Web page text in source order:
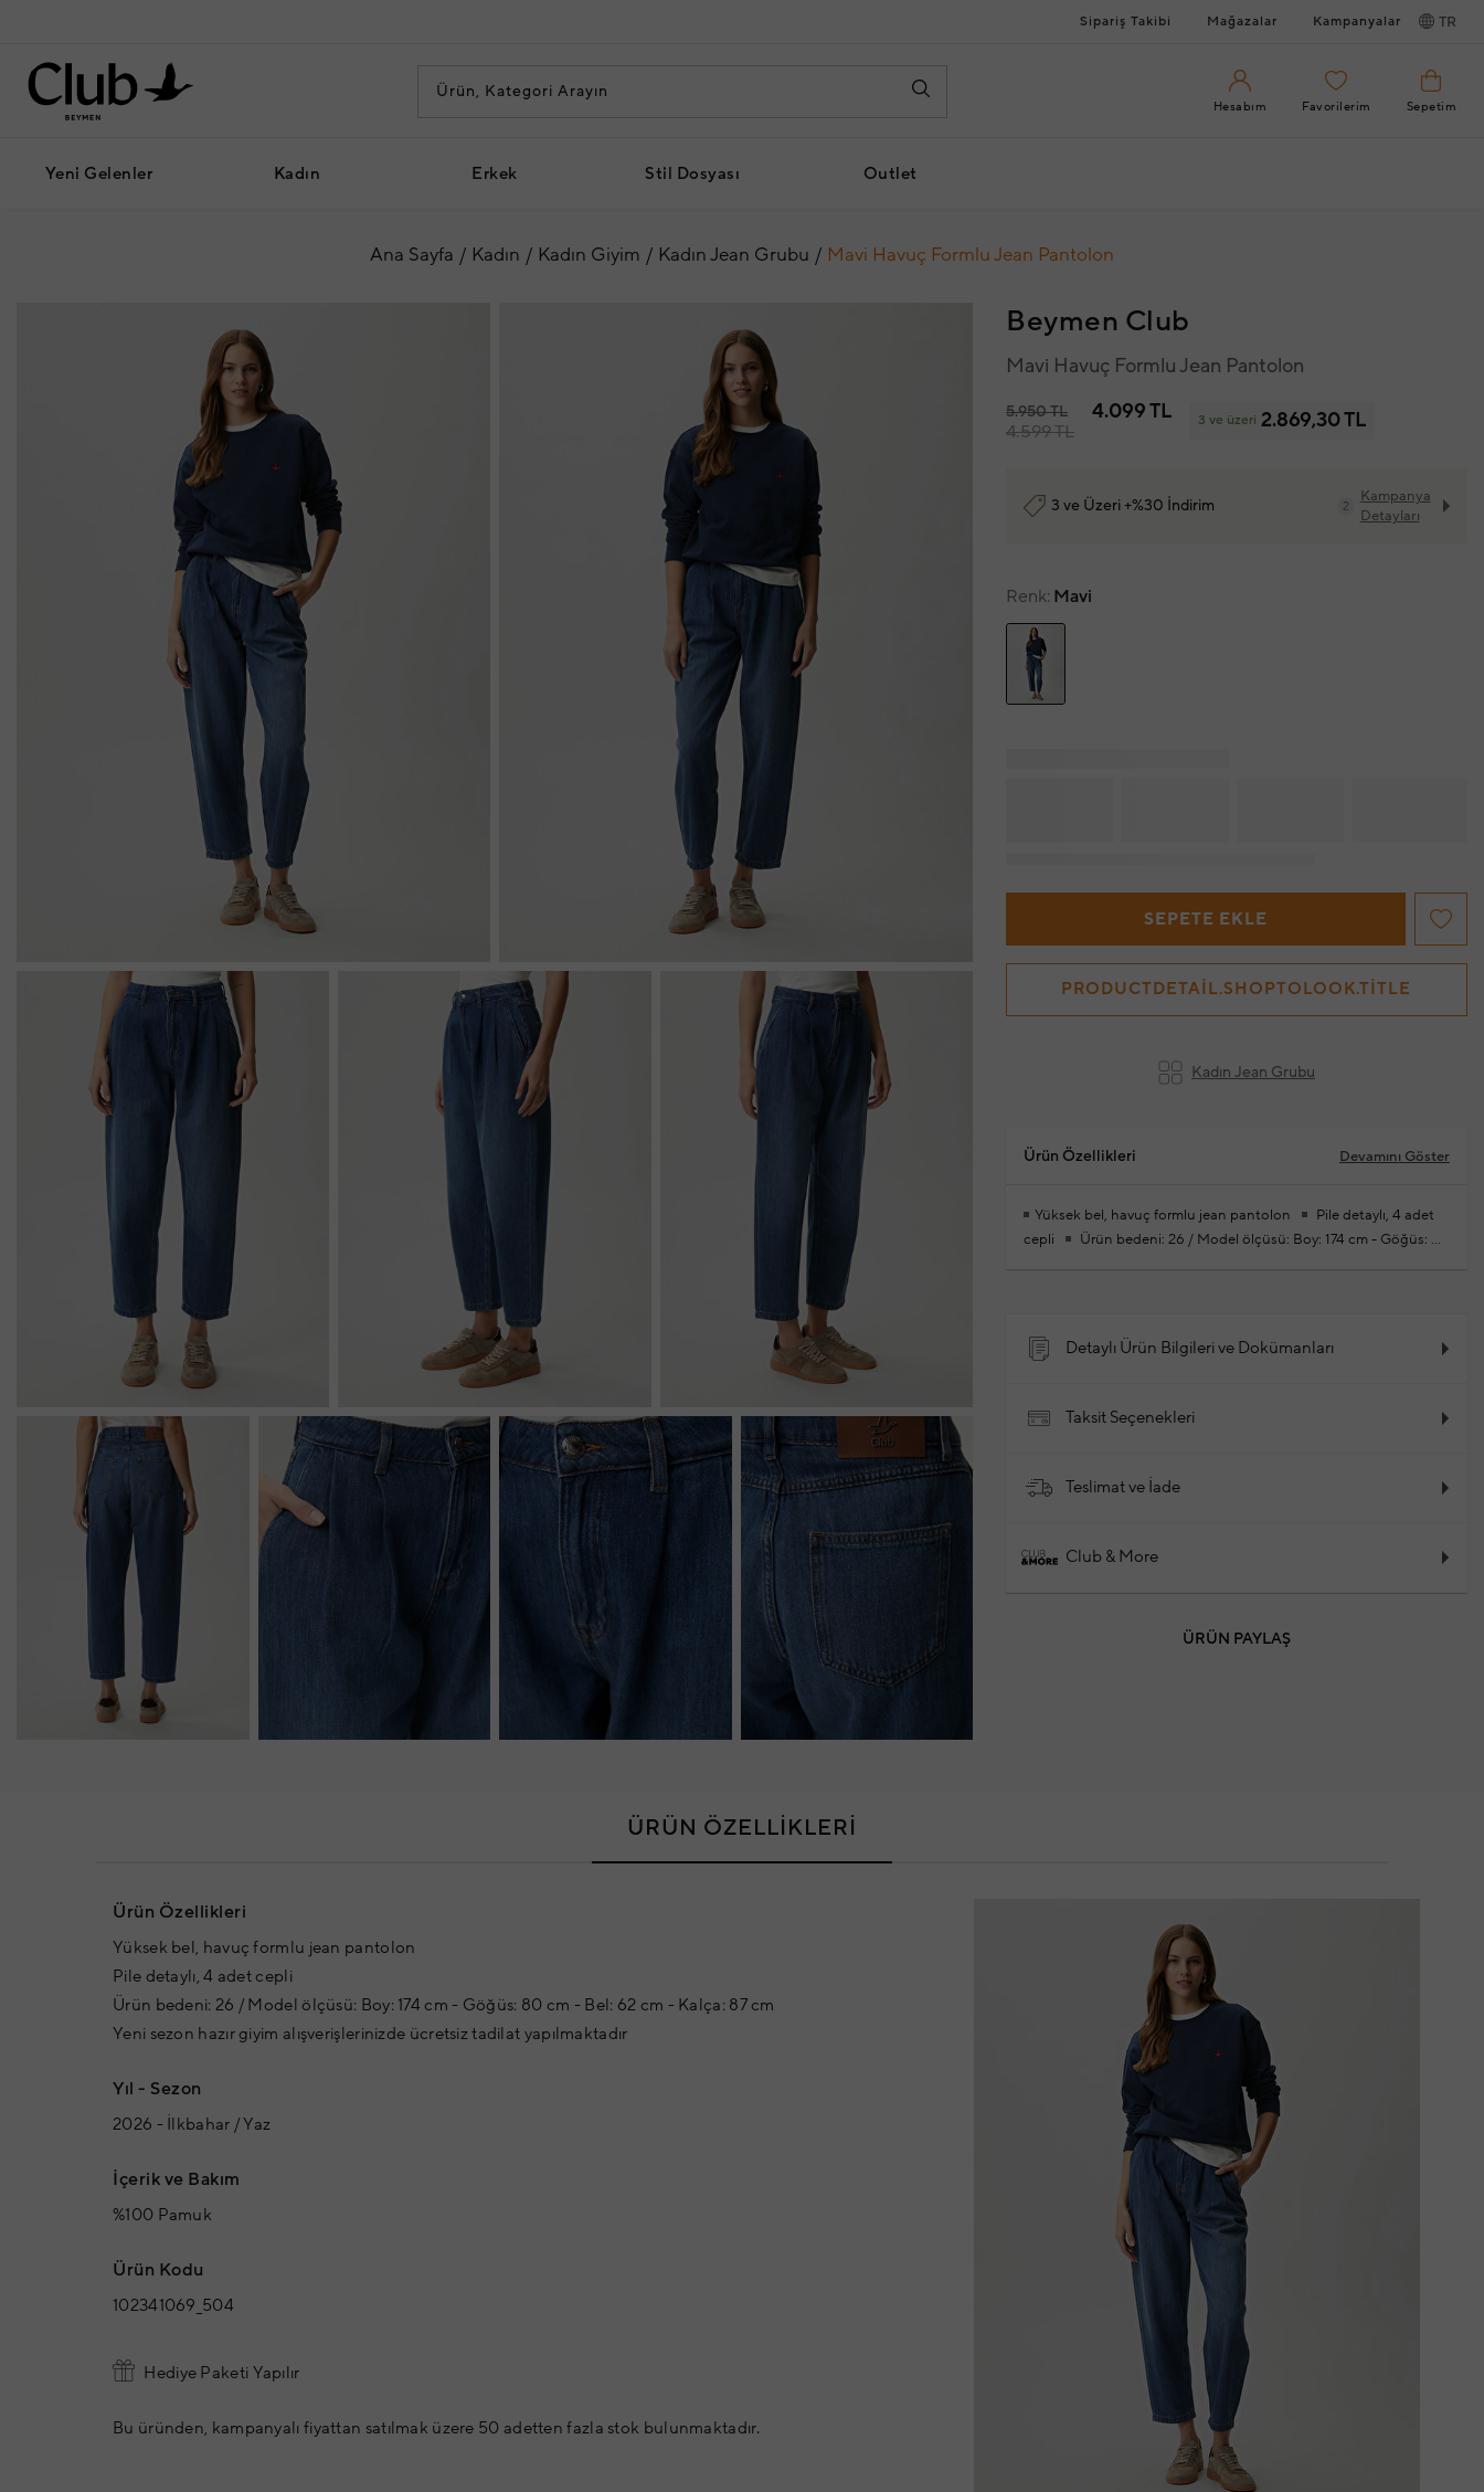
Sipariş Takibi Mağazalar Kampanyalar TR
Hesabım Favorilerim Sepetim
Yeni Gelenler Kadın Erkek Stil Dosyası Outlet
Ana Sayfa Kadın Kadın Giyim Kadın Jean Grubu Mavi Havuç Formlu Jean Pantolon
Beymen Club
Mavi Havuç Formlu Jean Pantolon
5.950 TL
4.599 TL
4.099 TL 3 ve üzeri 2.869,30 TL
3 ve Üzeri +%30 İndirim 2
Kampanya
Detayları
Renk Mavi
SEPETE EKLE
PRODUCTDETAIL.SHOPTOLOOK.TITLE
Kadın Jean Grubu
Ürün Özellikleri Devamını Göster
Yüksek bel, havuç formlu jean pantolon
cepli
Ürün bedeni: 26 / Model ölçüsü: Boy: 174 cm - Göğüs: 80
Detaylı Ürün Bilgileri ve Dokümanları
Taksit Seçenekleri
Teslimat ve İade
Club & More
ÜRÜN PAYLAŞ
ÜRÜN ÖZELLİKLERİ
Ürün Özellikleri
Yüksek bel, havuç formlu jean pantolon
Pile detaylı, 4 adet cepli
Ürün bedeni: 26 / Model ölçüsü: Boy: 174 cm - Göğüs: 80 cm - Bel: 62 cm - Kalça: 87 cm
Yeni sezon hazır giyim alışverişlerinizde ücretsiz tadilat yapılmaktadır
Yıl - Sezon
2026 - İlkbahar / Yaz
İçerik ve Bakım
%100 Pamuk
Ürün Kodu
102341069_504
Hediye Paketi Yapılır
Bu üründen, kampanyalı fiyattan satılmak üzere 50 adetten fazla stok bulunmaktadır.